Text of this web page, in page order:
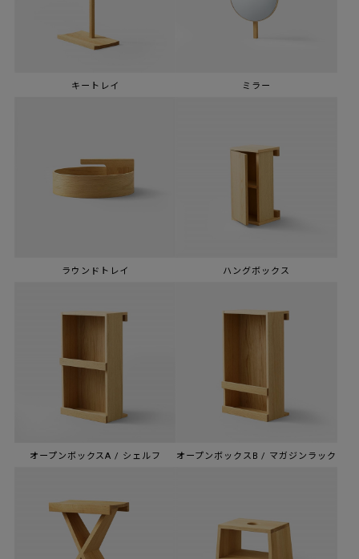
キートレイ ミラー
ラウンドトレイ ハングボックス
オープンボックスA / シェルフ オープンボックスB / マガジンラック